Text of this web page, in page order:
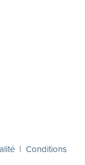
| Conditions